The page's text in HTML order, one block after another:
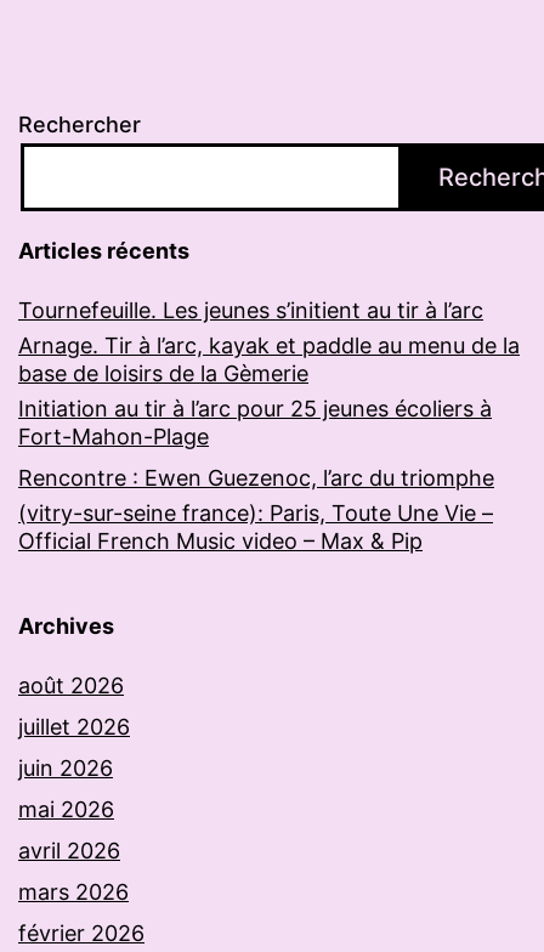
Rechercher
Articles récents
Tournefeuille. Les jeunes s’initient au tir à l’arc
Arnage. Tir à l’arc, kayak et paddle au menu de la
base de loisirs de la Gèmerie
Initiation au tir à l’arc pour 25 jeunes écoliers à
Fort-Mahon-Plage
Rencontre : Ewen Guezenoc, l’arc du triomphe
(vitry-sur-seine france): Paris, Toute Une Vie –
Official French Music video – Max & Pip
Archives
août 2026
juillet 2026
juin 2026
mai 2026
avril 2026
mars 2026
février 2026